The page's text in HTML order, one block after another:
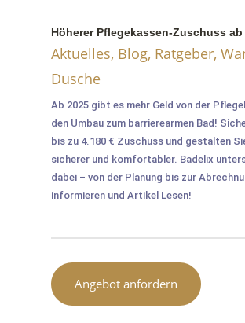
Höherer Pflegekassen-Zuschuss ab
Aktuelles, Blog, Ratgeber,
Dusche
Ab 2025 gibt es mehr Geld von der
den Umbau zum barrierearmen Bad!
bis zu 4.180 € Zuschuss und gestalten
sicherer und komfortabler. Badelix
dabei – von der Planung bis zur
informieren und Artikel Lesen!
Angebot anfordern